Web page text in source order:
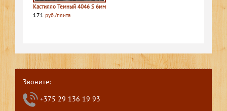
Кастилло Темный 4046 S 6мм
171 руб./плита
Звоните:
+375 29 136 19 93